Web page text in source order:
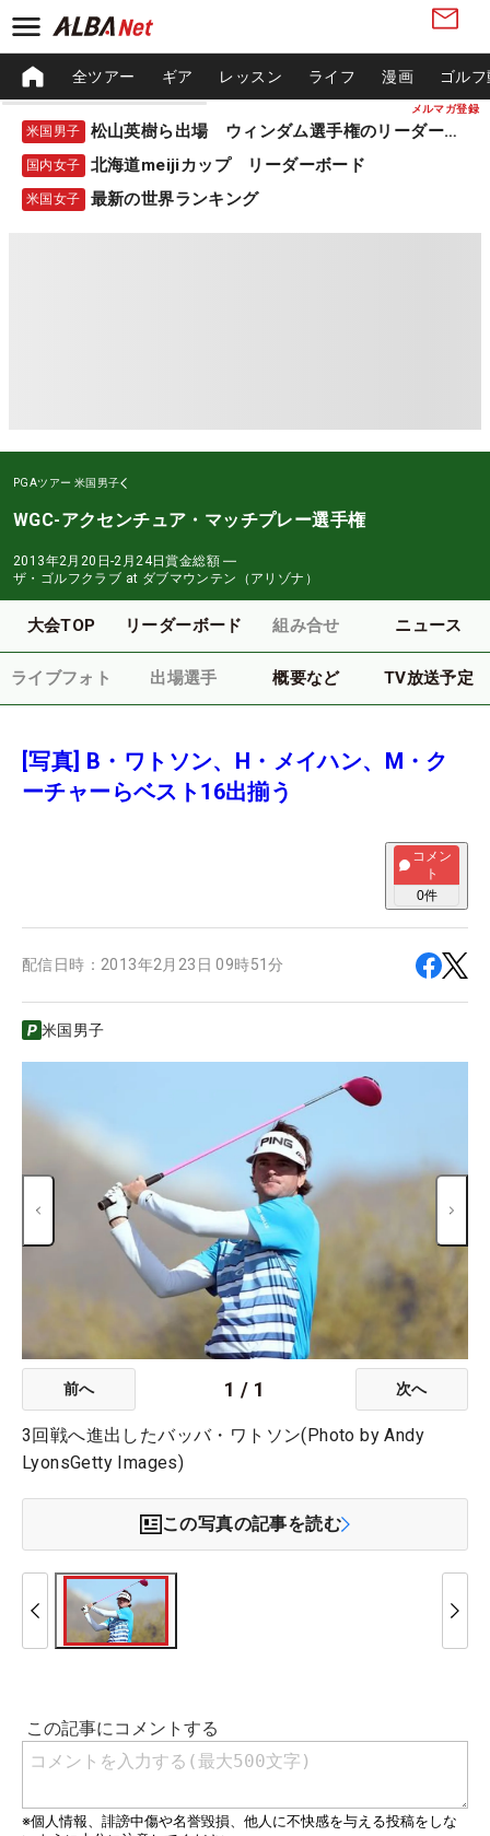
メルマガ登録
全ツアー ギア レッスン ライフ 漫画 ゴル
米国男子 松山英樹ら出場 ウィンダム選手権のリーダーボード
国内女子 北海道meijiカップ リーダーボード
米国女子 最新の世界ランキング
PGAツアー 米国男子
WGC-アクセンチュア・マッチプレー選手権
2013年2月20日-2月24日賞金総額 ―
ザ・ゴルフクラブ at ダブマウンテン（アリゾナ）
大会TOP リーダーボード 組み合せ ニュース
ライブフォト 出場選手 概要など TV放送予定
[写真] B・ワトソン、H・メイハン、M・ク
ーチャーらベスト16出揃う
コメン
ト
0件
配信日時： 2013年2月23日 09時51分
米国男子
前へ 1 / 1 次へ
3回戦へ進出したバッバ・ワトソン(Photo by Andy
LyonsGetty Images)
この写真の記事を読む